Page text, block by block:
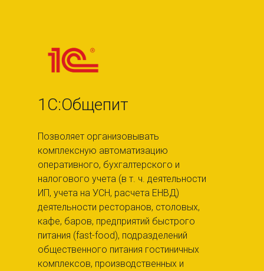
1С:Общепит
Позволяет организовывать
комплексную автоматизацию
оперативного, бухгалтерского и
налогового учета (в т. ч. деятельности
ИП, учета на УСН, расчета ЕНВД)
деятельности ресторанов, столовых,
кафе, баров, предприятий быстрого
питания (fast-food), подразделений
общественного питания гостиничных
комплексов, производственных и